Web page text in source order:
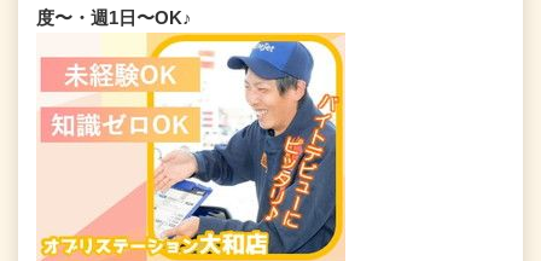
度〜・週1日〜OK♪